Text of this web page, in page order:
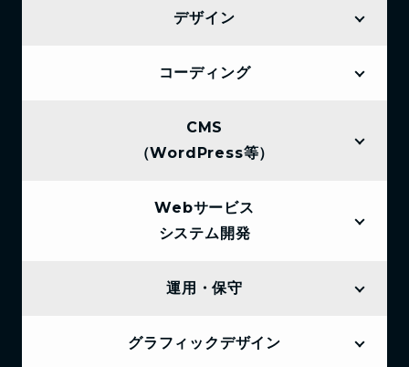
デザイン
コーディング
CMS
（WordPress等）
Webサービス
システム開発
運用・保守
グラフィックデザイン